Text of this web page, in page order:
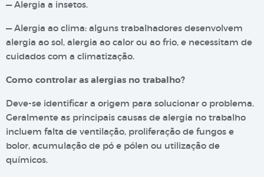
— Alergia a insetos.
— Alergia ao clima: alguns trabalhadores desenvolvem
alergia ao sol, alergia ao calor ou ao frio, e necessitam de
cuidados com a climatização.
Como controlar as alergias no trabalho?
Deve-se identificar a origem para solucionar o problema.
Geralmente as principais causas de alergia no trabalho
incluem falta de ventilação, proliferação de fungos e
bolor, acumulação de pó e pólen ou utilização de
químicos.